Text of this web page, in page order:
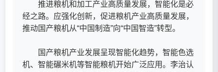
推进粮机和加工产业高质量发展，智能化是必
经之路。应强化创新，促进粮机产业高质量发展，
推动国产粮机从“中国制造”向“中国智造”转型。
国产粮机产业发展呈现智能化趋势，智能色选
机、智能碾米机等智能粮机开始广泛应用。李治认